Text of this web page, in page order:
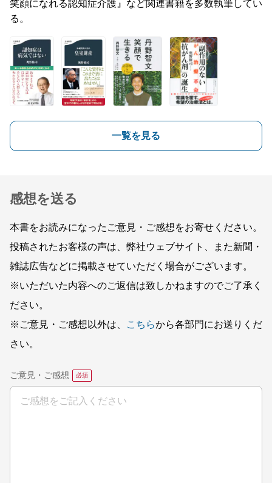
笑顔になれる認知症介護』など関連書籍を多数執筆してい
る。
一覧を見る
感想を送る
本書をお読みになったご意見・ご感想をお寄せください。
投稿されたお客様の声は、弊社ウェブサイト、また新聞・
雑誌広告などに掲載させていただく場合がございます。
※いただいた内容へのご返信は致しかねますのでご了承く
ださい。
※ご意見・ご感想以外は、
こちらから各部門にお送りくだ
さい。
ご意見・ご感想